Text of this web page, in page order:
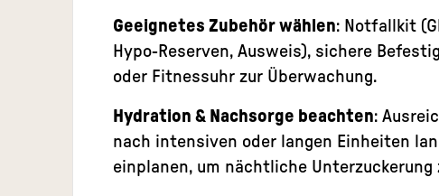
Geeignetes Zubehör wählen: Notfallkit
Hypo-Reserven, Ausweis), sichere
oder Fitnessuhr zur Überwachung.
Hydration & Nachsorge beachten:
nach intensiven oder langen Einheiten
einplanen, um nächtliche Unterzuckerung